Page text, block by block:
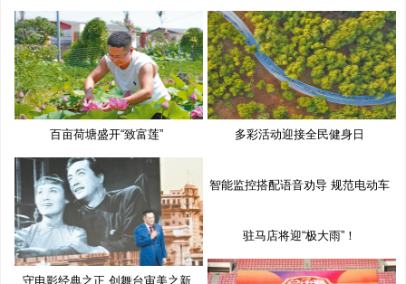
百亩荷塘盛开“致富莲” 多彩活动迎接全民健身日
守电影经典之正 创舞台审美之新
智能监控搭配语音劝导 规范电动车
驻马店将迎“极大雨”！